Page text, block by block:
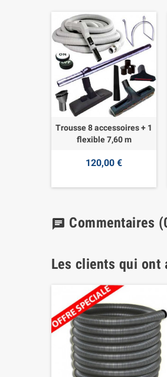
Trousse 8 accessoires + 1
flexible 7,60 m
120,00 €
chat Commentaires
Les clients qui ont